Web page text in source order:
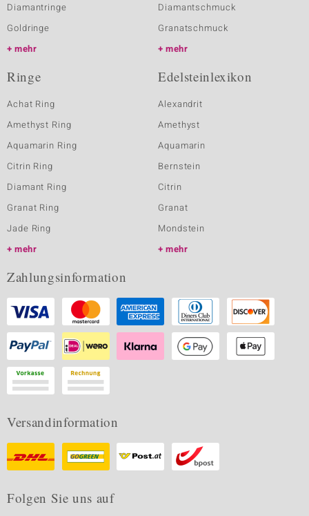
Diamantringe
Goldringe
mehr
Diamantschmuck
Granatschmuck
mehr
Ringe
Achat Ring
Amethyst Ring
Aquamarin Ring
Citrin Ring
Diamant Ring
Granat Ring
Jade Ring
mehr
Edelsteinlexikon
Alexandrit
Amethyst
Aquamarin
Bernstein
Citrin
Granat
Mondstein
mehr
Zahlungsinformation
Versandinformation
Folgen Sie uns auf